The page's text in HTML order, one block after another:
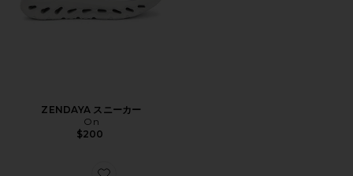
ZENDAYA スニーカー
On
$200